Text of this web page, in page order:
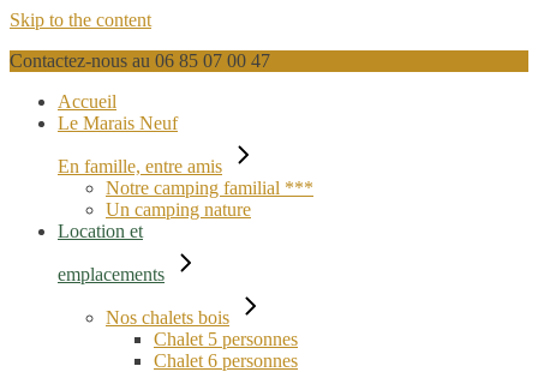
Skip to the content
Contactez-nous au 06 85 07 00 47
Accueil
Le Marais Neuf
En famille, entre amis
Notre camping familial ***
Un camping nature
Location et
emplacements
Nos chalets bois
Chalet 5 personnes
Chalet 6 personnes